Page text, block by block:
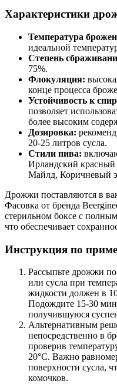
Характеристики
Температура
идеальной
Степень
75%.
Флокуляция:
конце процесса
Устойчивость к
позволяет
более высоким
Дозировка:
20-25 литров сусла.
Стили пива:
Ирландский красный
Майлд, Коричневый
Дрожжи поставляются в
Фасовка от бренда
стерильном боксе с
что обеспечивает
Инструкция по
Рассыпьте дрожжи
или сусла при
жидкости должен в
Подождите 15-30
получившуюся
Альтернативным
непосредственно в
проверив
20°C. Важно
поверхности сусла,
комочков.